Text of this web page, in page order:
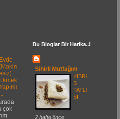
Evde
Ekmek
...
çok
Bu Bloglar Bir Harika..!
Sihirli Mutfağım
KIBRI
S
TATLI
SI
2 hafta önce